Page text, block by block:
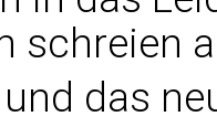
schreien
das